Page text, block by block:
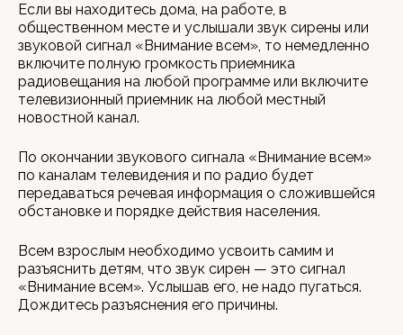
Если вы находитесь дома, на работе, в
общественном месте и услышали звук сирены или
звуковой сигнал «Внимание всем», то немедленно
включите полную громкость приемника
радиовещания на любой программе или включите
телевизионный приемник на любой местный
новостной канал.
По окончании звукового сигнала «Внимание всем»
по каналам телевидения и по радио будет
передаваться речевая информация о сложившейся
обстановке и порядке действия населения.
Всем взрослым необходимо усвоить самим и
разъяснить детям, что звук сирен — это сигнал
«Внимание всем». Услышав его, не надо пугаться.
Дождитесь разъяснения его причины.